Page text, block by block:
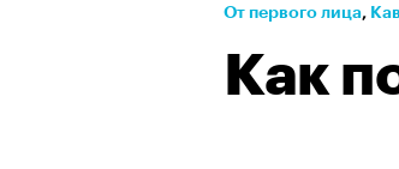
От первого лица⁠,
Как